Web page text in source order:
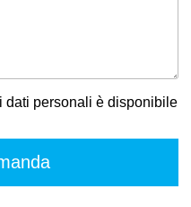
dati personali è disponibile